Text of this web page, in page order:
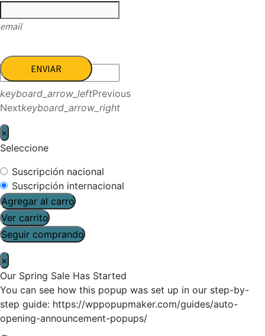
email
ENVIAR
keyboard_arrow_leftPrevious
Nextkeyboard_arrow_right
×
Seleccione
Suscripción nacional
Suscripción internacional
Agregar al carro
Ver carrito
Seguir comprando
×
Our Spring Sale Has Started
You can see how this popup was set up in our step-by-
step guide: https://wppopupmaker.com/guides/auto-
opening-announcement-popups/